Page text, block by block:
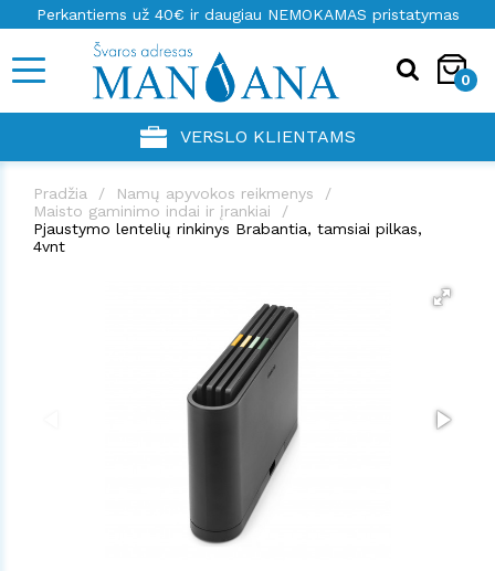
Perkantiems už 40€ ir daugiau NEMOKAMAS pristatymas
0
VERSLO KLIENTAMS
Pradžia
Namų apyvokos reikmenys
Maisto gaminimo indai ir įrankiai
Pjaustymo lentelių rinkinys Brabantia, tamsiai pilkas,
4vnt